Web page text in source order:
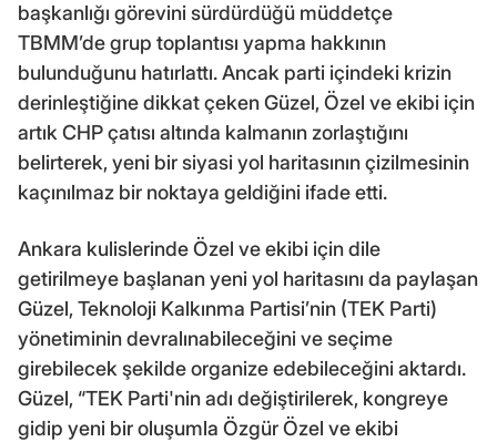
başkanlığı görevini sürdürdüğü müddetçe
TBMM’de grup toplantısı yapma hakkının
bulunduğunu hatırlattı. Ancak parti içindeki krizin
derinleştiğine dikkat çeken Güzel, Özel ve ekibi için
artık CHP çatısı altında kalmanın zorlaştığını
belirterek, yeni bir siyasi yol haritasının çizilmesinin
kaçınılmaz bir noktaya geldiğini ifade etti.
Ankara kulislerinde Özel ve ekibi için dile
getirilmeye başlanan yeni yol haritasını da paylaşan
Güzel, Teknoloji Kalkınma Partisi’nin (TEK Parti)
yönetiminin devralınabileceğini ve seçime
girebilecek şekilde organize edebileceğini aktardı.
Güzel, “TEK Parti'nin adı değiştirilerek, kongreye
gidip yeni bir oluşumla Özgür Özel ve ekibi